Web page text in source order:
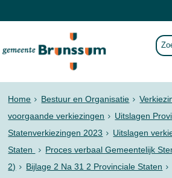
Home Bestuur en Organisatie
voorgaande verkiezingen
Uitslagen
Statenverkiezingen 2023
Uitslagen
Staten
Proces verbaal Gemeentelijk
2)
Bijlage 2 Na 31 2 Provinciale Staten